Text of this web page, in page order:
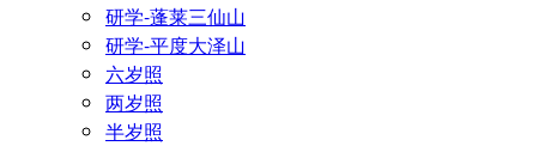
研学-蓬莱三仙山
研学-平度大泽山
六岁照
两岁照
半岁照